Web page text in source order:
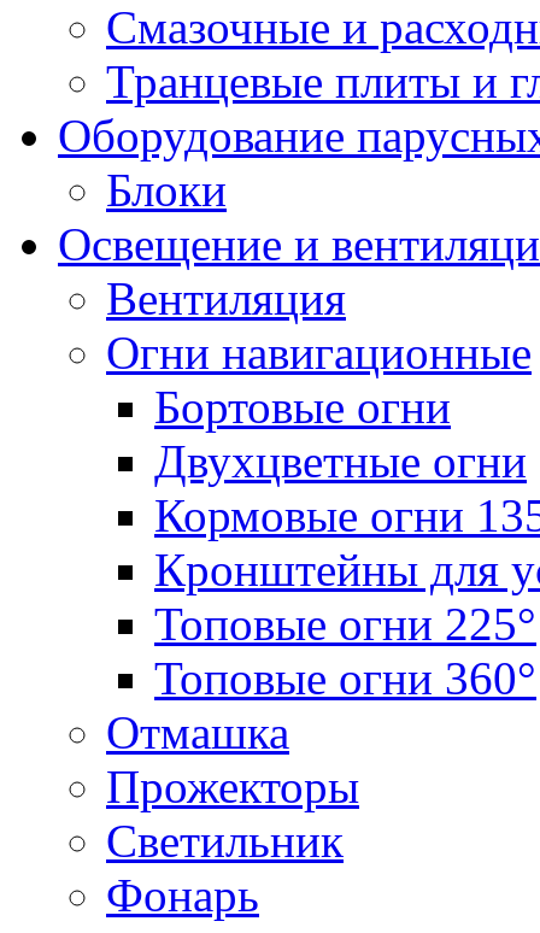
Смазочные и
Транцевые плиты и
Оборудование
Блоки
Освещение и
Вентиляция
Огни навигационные
Бортовые огни
Двухцветные огни
Кормовые огни
Кронштейны для
Топовые огни 225°
Топовые огни 360°
Отмашка
Прожекторы
Светильник
Фонарь